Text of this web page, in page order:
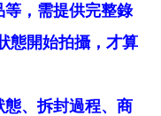
等，需提供完整錄
態開始拍攝，才算
態、拆封過程、商